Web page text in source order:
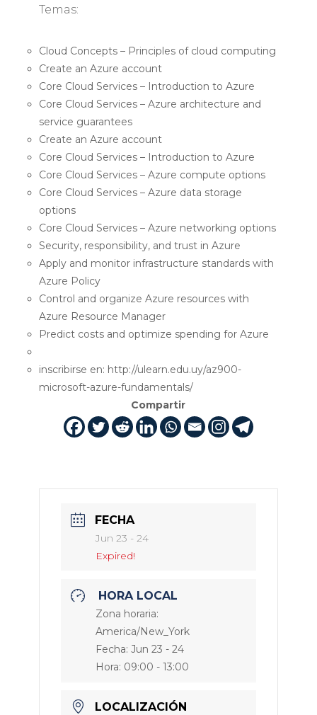
Temas:
Cloud Concepts – Principles of cloud computing
Create an Azure account
Core Cloud Services – Introduction to Azure
Core Cloud Services – Azure architecture and
service guarantees
Create an Azure account
Core Cloud Services – Introduction to Azure
Core Cloud Services – Azure compute options
Core Cloud Services – Azure data storage
options
Core Cloud Services – Azure networking options
Security, responsibility, and trust in Azure
Apply and monitor infrastructure standards with
Azure Policy
Control and organize Azure resources with
Azure Resource Manager
Predict costs and optimize spending for Azure
inscribirse en: http://ulearn.edu.uy/az900-
microsoft-azure-fundamentals/
Compartir
FECHA
Jun 23 - 24
Expired!
HORA LOCAL
Zona horaria:
America/New_York
Fecha: Jun 23 - 24
Hora: 09:00 - 13:00
LOCALIZACIÓN